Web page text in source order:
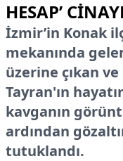
HESAP’
İzmir’in Konak
mekanında
üzerine çıkan
Tayran'ın
kavganın
ardından
tutuklandı.